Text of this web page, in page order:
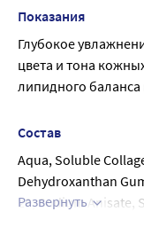
Показания
Глубокое
цвета и тона
липидного
Состав
Aqua, Soluble
Dehydroxanthan
20, Sodium Anisate,
Развернуть